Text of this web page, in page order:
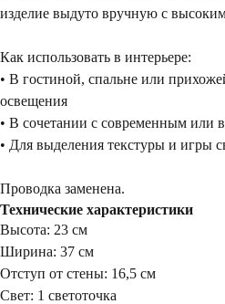
изделие выдуто вручную с
Как использовать в интерьере:
• В гостиной, спальне или
освещения
• В сочетании с современным или
• Для выделения текстуры и игры
Проводка заменена.
Технические характеристики
Высота: 23 см
Ширина: 37 см
Отступ от стены: 16,5 см
Свет: 1 светоточка